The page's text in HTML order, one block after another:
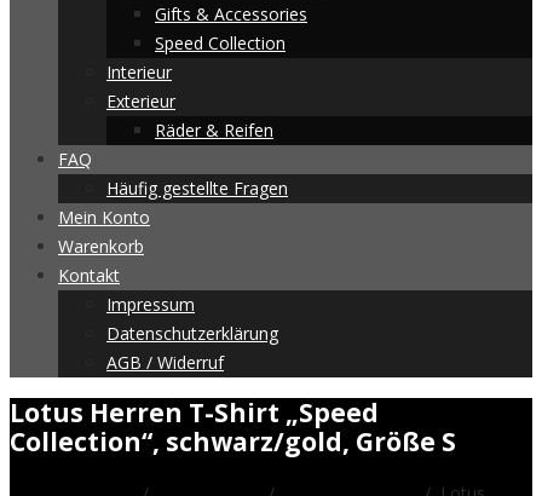
Gifts & Accessories
Speed Collection
Interieur
Exterieur
Räder & Reifen
FAQ
Häufig gestellte Fragen
Mein Konto
Warenkorb
Kontakt
Impressum
Datenschutzerklärung
AGB / Widerruf
Lotus Herren T-Shirt „Speed
Collection“, schwarz/gold, Größe S